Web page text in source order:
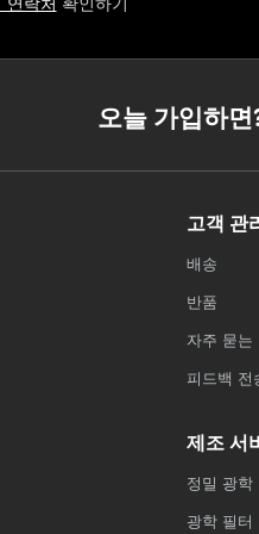
오늘 가입하면
고객 관
배송
반품
자주 묻는
피드백 전
제조 서
정밀 광학
광학 필터